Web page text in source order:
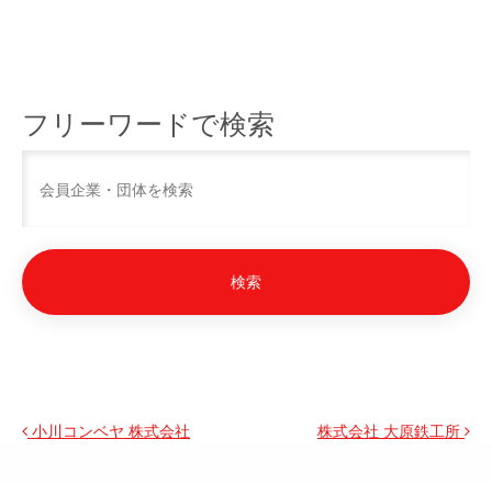
フリーワードで検索
投稿ナビゲーション
小川コンベヤ 株式会社 株式会社 大原鉄工所